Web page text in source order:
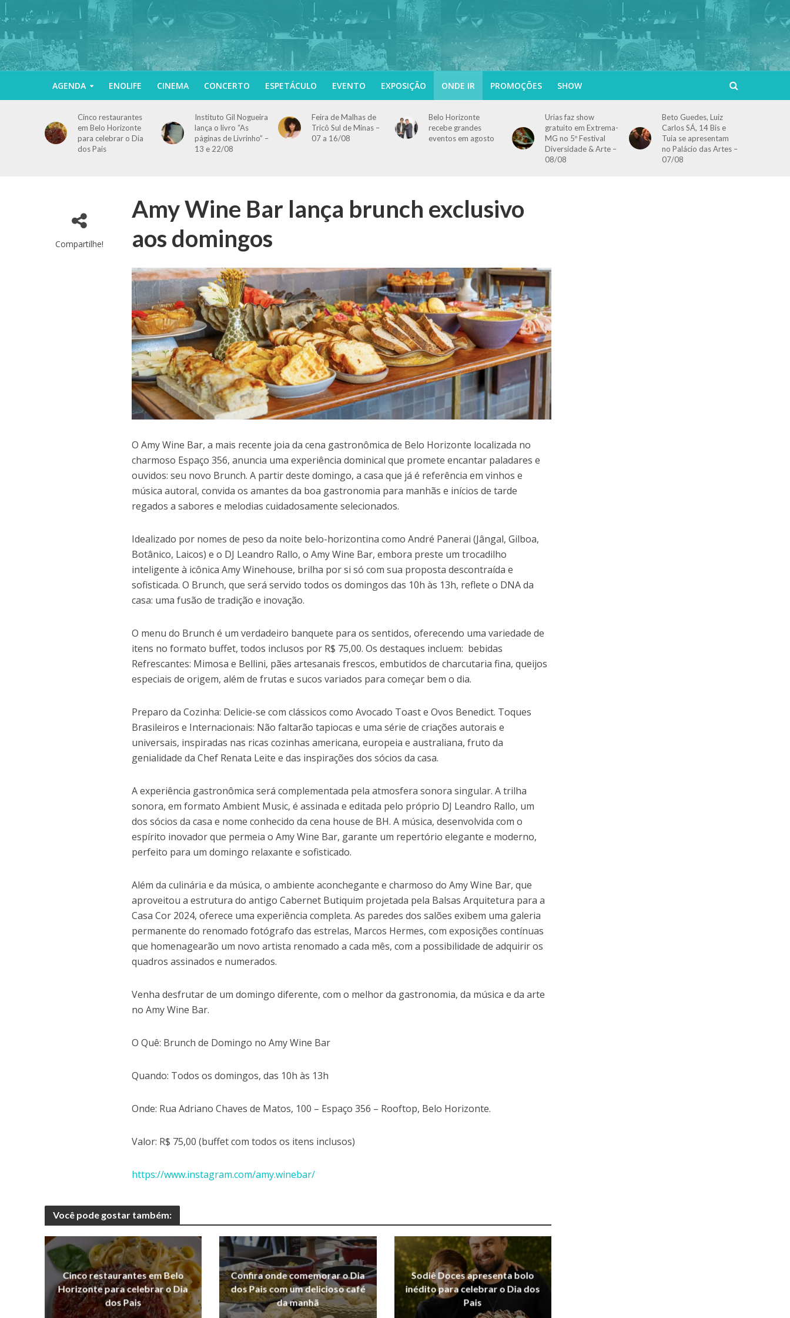
AGENDA ENOLIFE CINEMA CONCERTO ESPETÁCULO EVENTO EXPOSIÇÃO ONDE IR PROMOÇÕES SHOW
Cinco restaurantes
em Belo Horizonte
para celebrar o Dia
dos Pais
Instituto Gil Nogueira
lança o livro “As
páginas de Livrinho” –
13 e 22/08
Feira de Malhas de
Tricô Sul de Minas –
07 a 16/08
Belo Horizonte
recebe grandes
eventos em agosto
Urias faz show
gratuito em Extrema-
MG no 5º Festival
Diversidade & Arte –
08/08
Beto Guedes, Luiz
Carlos SÁ, 14 Bis e
Tuia se apresentam
no Palácio das Artes –
07/08
Compartilhe!
Amy Wine Bar lança brunch exclusivo
aos domingos
O Amy Wine Bar, a mais recente joia da cena gastronômica de Belo Horizonte localizada no
charmoso Espaço 356, anuncia uma experiência dominical que promete encantar paladares e
ouvidos: seu novo Brunch. A partir deste domingo, a casa que já é referência em vinhos e
música autoral, convida os amantes da boa gastronomia para manhãs e inícios de tarde
regados a sabores e melodias cuidadosamente selecionados.
Idealizado por nomes de peso da noite belo-horizontina como André Panerai (Jângal, Gilboa,
Botânico, Laicos) e o DJ Leandro Rallo, o Amy Wine Bar, embora preste um trocadilho
inteligente à icônica Amy Winehouse, brilha por si só com sua proposta descontraída e
sofisticada. O Brunch, que será servido todos os domingos das 10h às 13h, reflete o DNA da
casa: uma fusão de tradição e inovação.
O menu do Brunch é um verdadeiro banquete para os sentidos, oferecendo uma variedade de
itens no formato buffet, todos inclusos por R$ 75,00. Os destaques incluem: bebidas
Refrescantes: Mimosa e Bellini, pães artesanais frescos, embutidos de charcutaria fina, queijos
especiais de origem, além de frutas e sucos variados para começar bem o dia.
Preparo da Cozinha: Delicie-se com clássicos como Avocado Toast e Ovos Benedict. Toques
Brasileiros e Internacionais: Não faltarão tapiocas e uma série de criações autorais e
universais, inspiradas nas ricas cozinhas americana, europeia e australiana, fruto da
genialidade da Chef Renata Leite e das inspirações dos sócios da casa.
A experiência gastronômica será complementada pela atmosfera sonora singular. A trilha
sonora, em formato Ambient Music, é assinada e editada pelo próprio DJ Leandro Rallo, um
dos sócios da casa e nome conhecido da cena house de BH. A música, desenvolvida com o
espírito inovador que permeia o Amy Wine Bar, garante um repertório elegante e moderno,
perfeito para um domingo relaxante e sofisticado.
Além da culinária e da música, o ambiente aconchegante e charmoso do Amy Wine Bar, que
aproveitou a estrutura do antigo Cabernet Butiquim projetada pela Balsas Arquitetura para a
Casa Cor 2024, oferece uma experiência completa. As paredes dos salões exibem uma galeria
permanente do renomado fotógrafo das estrelas, Marcos Hermes, com exposições contínuas
que homenagearão um novo artista renomado a cada mês, com a possibilidade de adquirir os
quadros assinados e numerados.
Venha desfrutar de um domingo diferente, com o melhor da gastronomia, da música e da arte
no Amy Wine Bar.
O Quê: Brunch de Domingo no Amy Wine Bar
Quando: Todos os domingos, das 10h às 13h
Onde: Rua Adriano Chaves de Matos, 100 – Espaço 356 – Rooftop, Belo Horizonte.
Valor: R$ 75,00 (buffet com todos os itens inclusos)
https://www.instagram.com/amy.winebar/
Você pode gostar também:
Cinco restaurantes em Belo
Horizonte para celebrar o Dia
dos Pais
Confira onde comemorar o Dia
dos Pais com um delicioso café
da manhã
Sodiê Doces apresenta bolo
inédito para celebrar o Dia dos
Pais